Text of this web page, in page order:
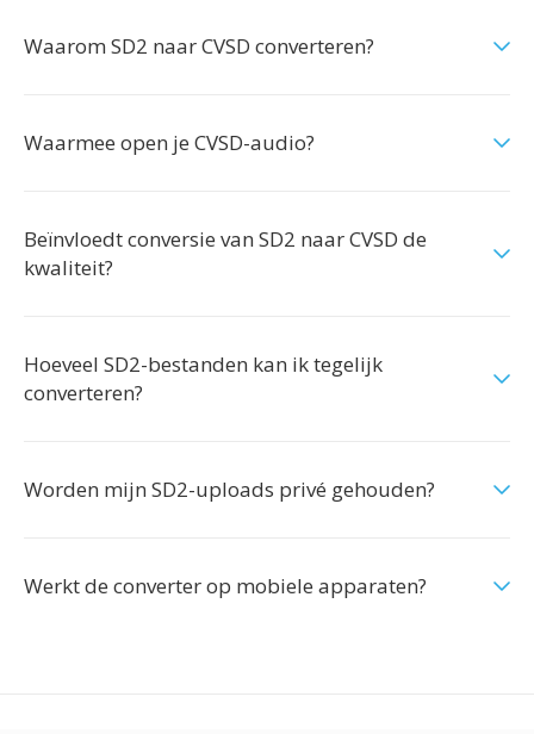
Waarom SD2 naar CVSD converteren?
Waarmee open je CVSD-audio?
Beïnvloedt conversie van SD2 naar CVSD de
kwaliteit?
Hoeveel SD2-bestanden kan ik tegelijk
converteren?
Worden mijn SD2-uploads privé gehouden?
Werkt de converter op mobiele apparaten?